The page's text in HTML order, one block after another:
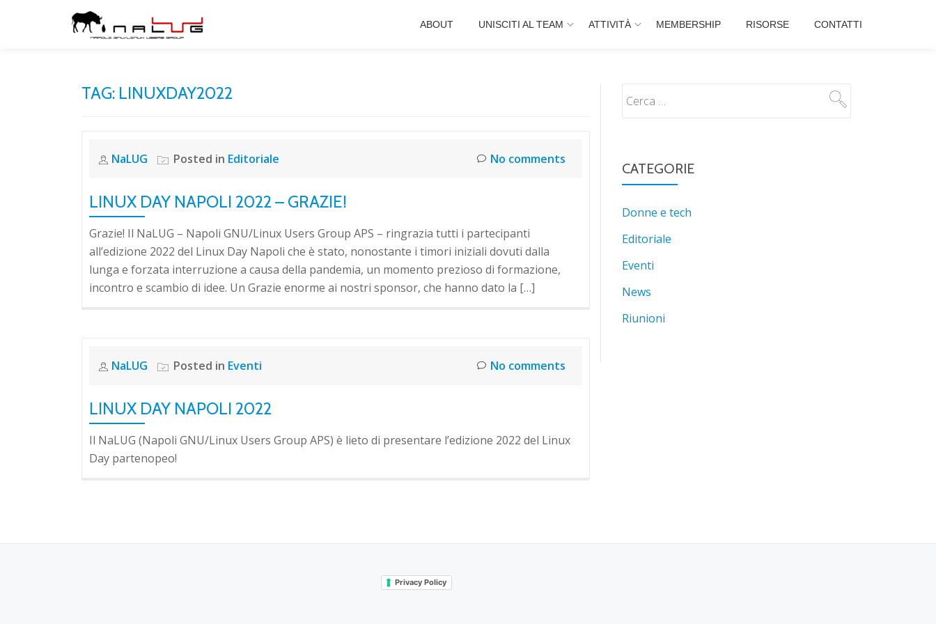
ABOUT UNISCITI AL TEAM ATTIVITÀ MEMBERSHIP RISORSE CONTATTI
TAG: LINUXDAY2022
NaLUG Posted in Editoriale No comments
LINUX DAY NAPOLI 2022 – GRAZIE!
Grazie! Il NaLUG – Napoli GNU/Linux Users Group APS – ringrazia tutti i partecipanti
all’edizione 2022 del Linux Day Napoli che è stato, nonostante i timori iniziali dovuti dalla
lunga e forzata interruzione a causa della pandemia, un momento prezioso di formazione,
incontro e scambio di idee. Un Grazie enorme ai nostri sponsor, che hanno dato la […]
NaLUG Posted in Eventi No comments
LINUX DAY NAPOLI 2022
Il NaLUG (Napoli GNU/Linux Users Group APS) è lieto di presentare l’edizione 2022 del Linux
Day partenopeo!
CATEGORIE
Donne e tech
Editoriale
Eventi
News
Riunioni
Privacy Policy